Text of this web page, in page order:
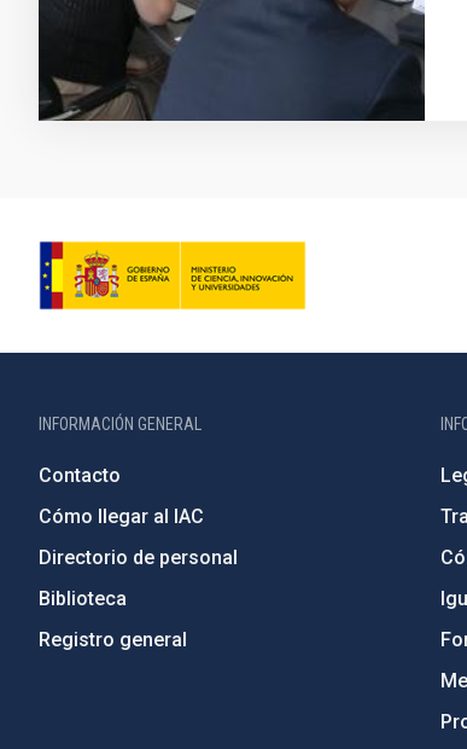
INFORMACIÓN GENERAL
Contacto
Cómo llegar al IAC
Directorio de personal
Biblioteca
Registro general